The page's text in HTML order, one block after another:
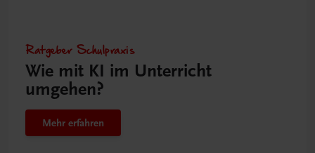
Ratgeber Schulpraxis
Wie mit KI im Unterricht
umgehen?
Mehr erfahren